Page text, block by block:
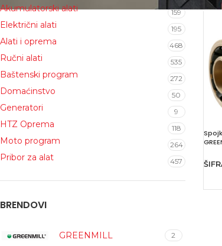
Akumulatorski alati 159
Električni alati 195
Alati i oprema 468
Ručni alati 535
Baštenski program 272
Domaćinstvo 50
Generatori 9
HTZ Oprema 118
Moto program 264
Pribor za alat 457
BRENDOVI
GREENMILL 2